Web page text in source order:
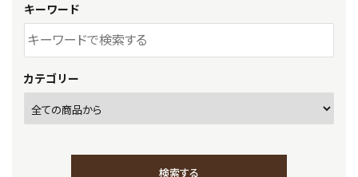
キーワード
カテゴリー
検索する